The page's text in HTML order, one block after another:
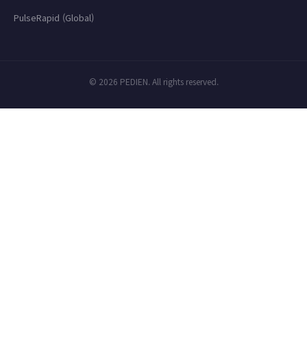
PulseRapid (Global)
© 2026 PEDIEN. All rights reserved.